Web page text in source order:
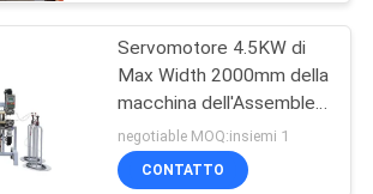
Servomotore 4.5KW di
Max Width 2000mm della
macchina dell'Assemblea
della primavera NOBO-
ZC-4
negotiable MOQ:insiemi 1
CONTATTO